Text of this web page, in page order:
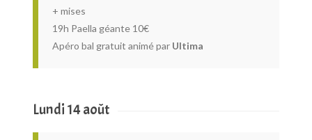
+ mises
19h Paella géante 10€
Apéro bal gratuit animé par Ultima
Lundi 14 août